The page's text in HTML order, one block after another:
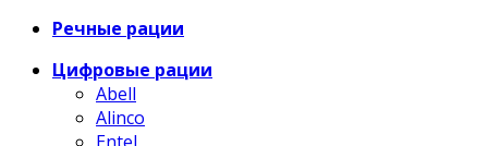
Речные рации
Цифровые рации
Abell
Alinco